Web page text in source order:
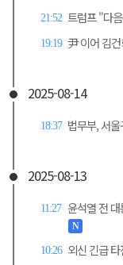
21:52 트럼프 "다
19:19 尹 이어 김건
2025-08-14
18:37 법무부, 서
2025-08-13
11:27 윤석열 전
N
10:26 외신 긴급